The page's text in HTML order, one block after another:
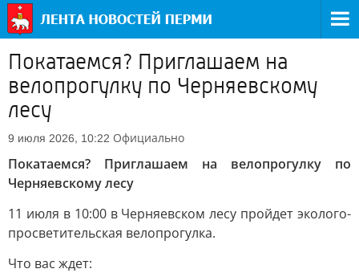
Покатаемся? Приглашаем на
велопрогулку по Черняевскому
лесу
9 июля 2026, 10:22 Официально
Покатаемся? Приглашаем на велопрогулку по
Черняевскому лесу
11 июля в 10:00 в Черняевском лесу пройдет эколого-
просветительская велопрогулка.
Что вас ждет: